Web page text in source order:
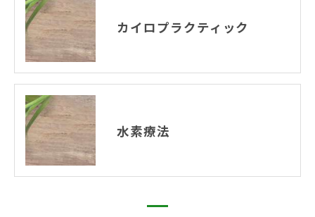
カイロプラクティック
水素療法